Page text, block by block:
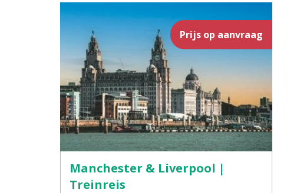
Prijs op aanvraag
Manchester & Liverpool |
Treinreis